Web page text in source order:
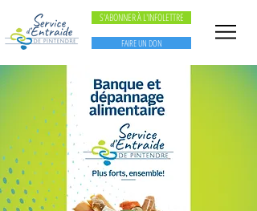
S'ABONNER À L'INFOLETTRE
FAIRE UN DON